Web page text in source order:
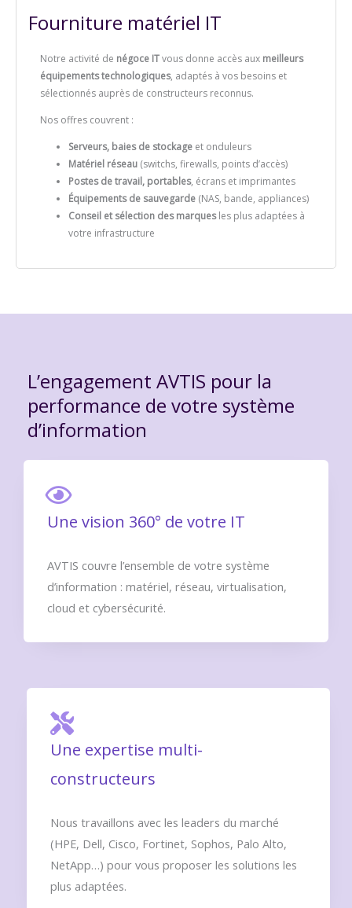
Fourniture matériel IT
Notre activité de négoce ITvous donne accès aux meilleurs
équipements technologiques, adaptés à vos besoins et
sélectionnés auprès de constructeurs reconnus.
Nos offres couvrent :
Serveurs, baies de stockage et onduleurs
Matériel réseau (switchs, firewalls, points d’accès)
Postes de travail, portables, écrans et imprimantes
Équipements de sauvegarde (NAS, bande, appliances)
Conseil et sélection des marquesles plus adaptées à
votre infrastructure
L’engagement AVTIS pour la
performance de votre système
d’information
Une vision 360° de votre IT
AVTIS couvre l’ensemble de votre système
d’information : matériel, réseau, virtualisation,
cloud et cybersécurité.
Une expertise multi-
constructeurs
Nous travaillons avec les leaders du marché
(HPE, Dell, Cisco, Fortinet, Sophos, Palo Alto,
NetApp…) pour vous proposer les solutions les
plus adaptées.